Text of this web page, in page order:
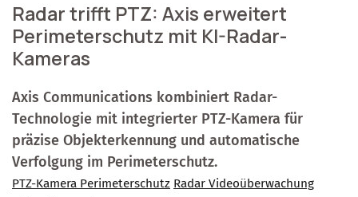
Radar trifft PTZ: Axis erweitert
Perimeterschutz mit KI-Radar-
Kameras
Axis Communications kombiniert Radar-
Technologie mit integrierter PTZ-Kamera für
präzise Objekterkennung und automatische
Verfolgung im Perimeterschutz.
PTZ-Kamera Perimeterschutz Radar Videoüberwachung